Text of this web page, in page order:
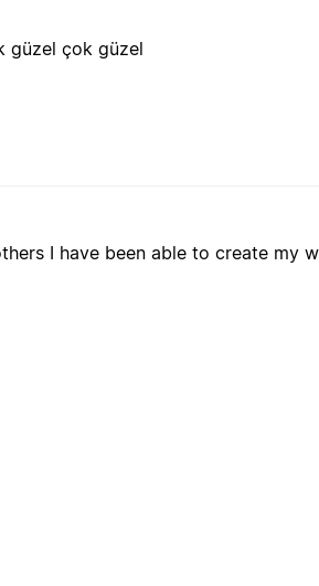
güzel çok güzel
I have been able to create my